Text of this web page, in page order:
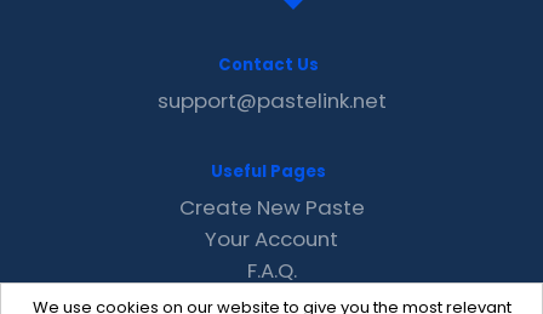
We use cookies on our website to give you the most relevant
Contact Us
support@pastelink.net
Useful Pages
Create New Paste
Your Account
F.A.Q.
Recent